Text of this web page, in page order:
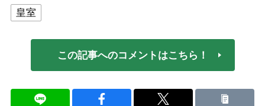
皇室
この記事へのコメントはこちら！